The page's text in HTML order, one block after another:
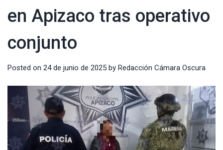
en Apizaco tras operativo
conjunto
Posted on 24 de junio de 2025 by Redacción Cámara Oscura